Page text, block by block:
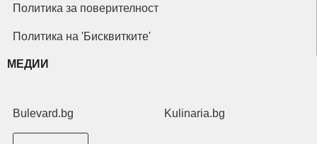
Политика за поверителност
Политика на 'Бисквитките'
МЕДИИ
Bulevard.bg Kulinaria.bg